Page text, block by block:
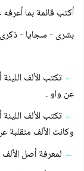
أكتب قائمة بما أعرفه
بشرى - سجايا -
← تكتب الألف اللينة
عن واو .
← تكتب الألف
وكانت الألف منقلبة
← لمعرفة أصل الألف